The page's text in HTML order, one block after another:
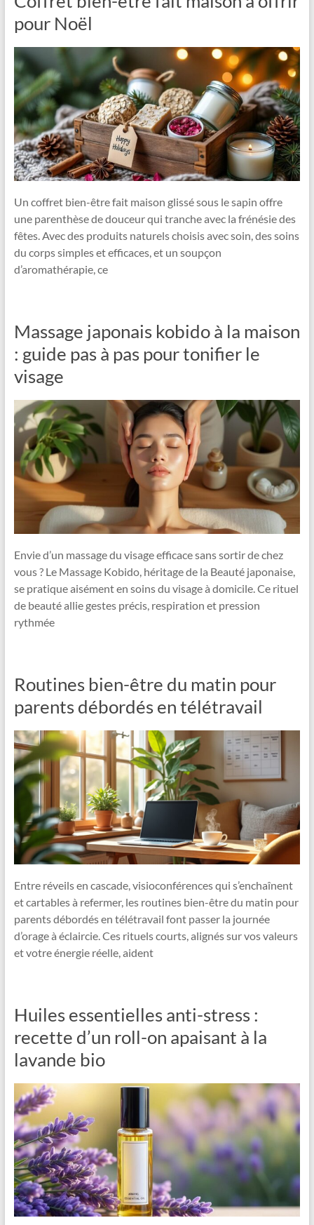
pour Noël
Un coffret bien-être fait maison glissé sous le sapin offre
une parenthèse de douceur qui tranche avec la frénésie des
fêtes. Avec des produits naturels choisis avec soin, des soins
du corps simples et efficaces, et un soupçon
d’aromathérapie, ce
Massage japonais kobido à la maison
: guide pas à pas pour tonifier le
visage
Envie d’un massage du visage efficace sans sortir de chez
vous ? Le Massage Kobido, héritage de la Beauté japonaise,
se pratique aisément en soins du visage à domicile. Ce rituel
de beauté allie gestes précis, respiration et pression
rythmée
Routines bien-être du matin pour
parents débordés en télétravail
Entre réveils en cascade, visioconférences qui s’enchaînent
et cartables à refermer, les routines bien-être du matin pour
parents débordés en télétravail font passer la journée
d’orage à éclaircie. Ces rituels courts, alignés sur vos valeurs
et votre énergie réelle, aident
Huiles essentielles anti-stress :
recette d’un roll-on apaisant à la
lavande bio